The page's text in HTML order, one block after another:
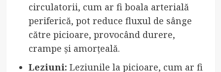
circulatorii, cum ar fi boala arterială
periferică, pot reduce fluxul de sânge
către picioare, provocând durere,
crampe și amorțeală.
Leziuni: Leziunile la picioare, cum ar fi